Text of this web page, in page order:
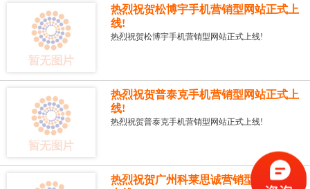
热烈祝贺松博宇手机营销型网站正式上
线!
热烈祝贺松博宇手机营销型网站正式上线!
热烈祝贺普泰克手机营销型网站正式上
线!
热烈祝贺普泰克手机营销型网站正式上线!
热烈祝贺广州科莱思诚营销型网站正式